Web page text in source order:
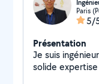
Paris
5/
Présentation
Je suis
solide